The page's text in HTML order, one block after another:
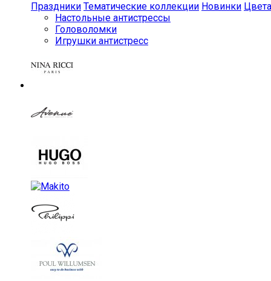
Праздники Тематические коллекции Новинки Цвета
Настольные антистрессы
Головоломки
Игрушки антистресс